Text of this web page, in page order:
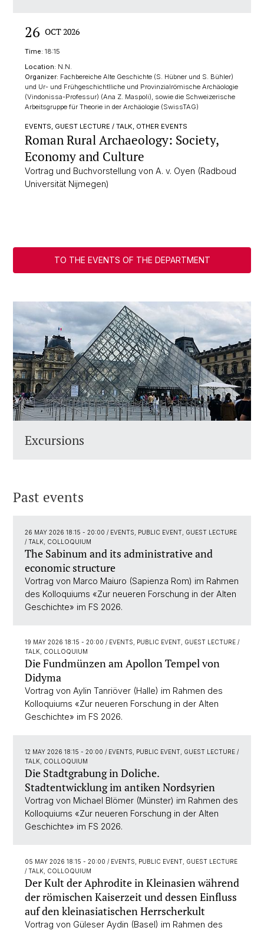
26 OCT 2026
Time: 18:15
Location: N.N.
Organizer: Fachbereiche Alte Geschichte (S. Hübner und S. Bühler)
und Ur- und Frühgeschichtlliche und Provinzialrömische Archäologie
(Vindonissa-Professur) (Ana Z. Maspoli), sowie die Schweizerische
Arbeitsgruppe für Theorie in der Archäologie (SwissTAG)
EVENTS, GUEST LECTURE / TALK, OTHER EVENTS
Roman Rural Archaeology: Society,
Economy and Culture
Vortrag und Buchvorstellung von A. v. Oyen (Radboud
Universität Nijmegen)
TO THE EVENTS OF THE DEPARTMENT
Excursions
Past events
26 MAY 2026 18:15 - 20:00 / EVENTS, PUBLIC EVENT, GUEST LECTURE
/ TALK, COLLOQUIUM
The Sabinum and its administrative and
economic structure
Vortrag von Marco Maiuro (Sapienza Rom) im Rahmen
des Kolloquiums «Zur neueren Forschung in der Alten
Geschichte» im FS 2026.
19 MAY 2026 18:15 - 20:00 / EVENTS, PUBLIC EVENT, GUEST LECTURE /
TALK, COLLOQUIUM
Die Fundmünzen am Apollon Tempel von
Didyma
Vortrag von Aylin Tanriöver (Halle) im Rahmen des
Kolloquiums «Zur neueren Forschung in der Alten
Geschichte» im FS 2026.
12 MAY 2026 18:15 - 20:00 / EVENTS, PUBLIC EVENT, GUEST LECTURE /
TALK, COLLOQUIUM
Die Stadtgrabung in Doliche.
Stadtentwicklung im antiken Nordsyrien
Vortrag von Michael Blömer (Münster) im Rahmen des
Kolloquiums «Zur neueren Forschung in der Alten
Geschichte» im FS 2026.
05 MAY 2026 18:15 - 20:00 / EVENTS, PUBLIC EVENT, GUEST LECTURE
/ TALK, COLLOQUIUM
Der Kult der Aphrodite in Kleinasien während
der römischen Kaiserzeit und dessen Einfluss
auf den kleinasiatischen Herrscherkult
Vortrag von Güleser Aydin (Basel) im Rahmen des